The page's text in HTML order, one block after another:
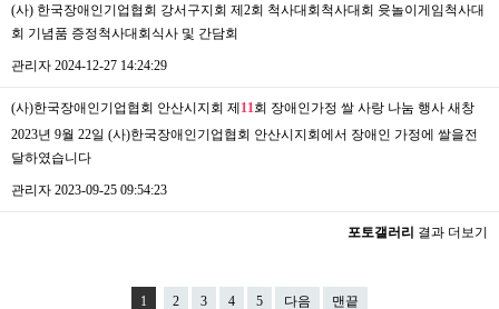
(사) 한국장애인기업협회 강서구지회 제2회 척사대회척사대회 윳놀이게임척사대
회 기념품 증정척사대회식사 및 간담회
관리자 2024-12-27 14:24:29
(사)한국장애인기업협회 안산시지회 제 11회 장애인가정 쌀 사랑 나눔 행사 새창
2023년 9월 22일 (사)한국장애인기업협회 안산시지회에서 장애인 가정에 쌀을전
달하였습니다
관리자 2023-09-25 09:54:23
포토갤러리 결과 더보기
1 2 3 4 5 다음 맨끝